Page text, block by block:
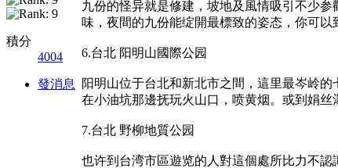
積分
4004
發消息
九份的怪异就是修建，坡地及風情吸引不少
味，夜間的九份能绽開最標致的姿态，你可
6.台北 阳明山國際公园
阳明山位于台北和新北市之間，這里最岑岭
在小油坑那邊抚玩火山口，喷黄烟。或到娟丝
7.台北 野柳地質公园
也许到台湾市區遊览的人對這個處所比力不